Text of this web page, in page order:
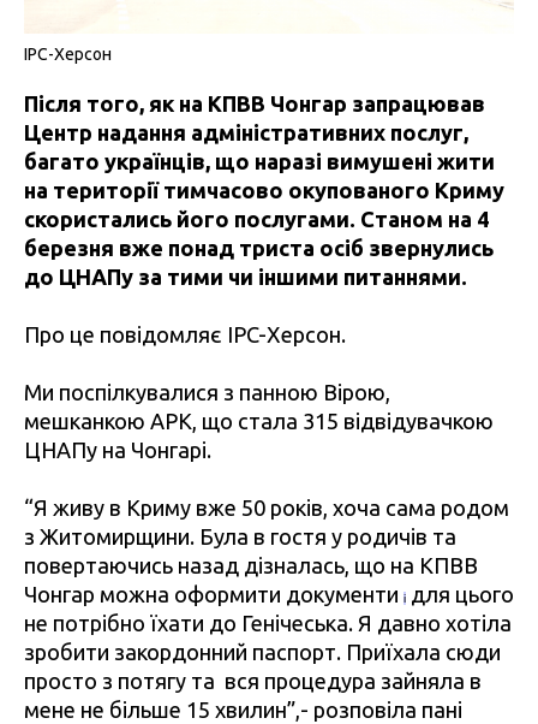
IPC-Херсон
Після того, як на КПВВ Чонгар запрацював
Центр надання адміністративних послуг,
багато українців, що наразі вимушені жити
на території тимчасово окупованого Криму
скористались його послугами. Станом на 4
березня вже понад триста осіб звернулись
до ЦНАПу за тими чи іншими питаннями.
Про це повідомляє IPC-Херсон.
Ми поспілкувалися з панною Вірою,
мешканкою АРК, що стала 315 відвідувачкою
ЦНАПу на Чонгарі.
“Я живу в Криму вже 50 років, хоча сама родом
з Житомирщини. Була в гостя у родичів та
повертаючись назад дізналась, що на КПВВ
Чонгар можна оформити документи і для цього
не потрібно їхати до Генічеська. Я давно хотіла
зробити закордонний паспорт. Приїхала сюди
просто з потягу та вся процедура зайняла в
мене не більше 15 хвилин”,- розповіла пані